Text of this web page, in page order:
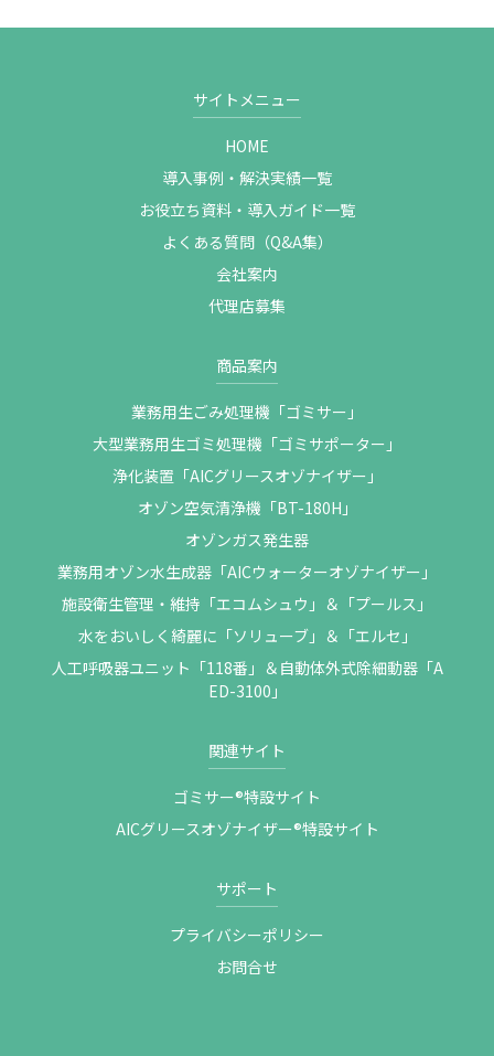
サイトメニュー
HOME
導入事例・解決実績一覧
お役立ち資料・導入ガイド一覧
よくある質問（Q&A集）
会社案内
代理店募集
商品案内
業務用生ごみ処理機「ゴミサー」
大型業務用生ゴミ処理機「ゴミサポーター」
浄化装置「AICグリースオゾナイザー」
オゾン空気清浄機「BT-180H」
オゾンガス発生器
業務用オゾン水生成器「AICウォーターオゾナイザー」
施設衛生管理・維持「エコムシュウ」＆「プールス」
水をおいしく綺麗に「ソリューブ」＆「エルセ」
人工呼吸器ユニット「118番」＆自動体外式除細動器「A
ED-3100」
関連サイト
ゴミサー®特設サイト
AICグリースオゾナイザー®特設サイト
サポート
プライバシーポリシー
お問合せ